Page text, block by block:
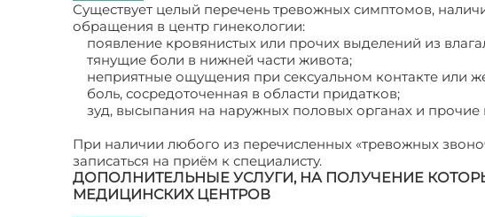
Существует целый перечень тревожных симптомов,
обращения в центр гинекологии:
появление кровянистых или прочих выделений из
тянущие боли в нижней части живота;
неприятные ощущения при сексуальном контакте или
боль, сосредоточенная в области придатков;
зуд, высыпания на наружных половых органах и
При наличии любого из перечисленных «тревожных
записаться на приём к специалисту.
ДОПОЛНИТЕЛЬНЫЕ УСЛУГИ, НА ПОЛУЧЕНИЕ
МЕДИЦИНСКИХ ЦЕНТРОВ